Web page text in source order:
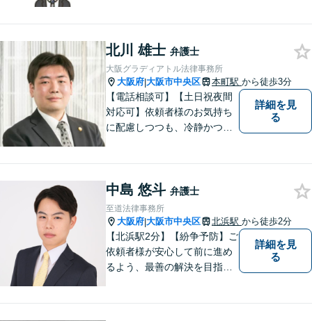
北川 雄士 弁護士
大阪グラディアトル法律事務所
大阪府|大阪市中央区 本町駅 から徒歩3分
【電話相談可】【土日祝夜間
対応可】依頼者様のお気持ち
に配慮しつつも、冷静かつ現
婚・刑事事件・相続など何で
もご相談ください。
詳細を見
る
中島 悠斗 弁護士
至道法律事務所
大阪府|大阪市中央区 北浜駅 から徒歩2分
【北浜駅2分】【紛争予防】ご
依頼者様が安心して前に進め
るよう、最善の解決を目指
詳細を見
る